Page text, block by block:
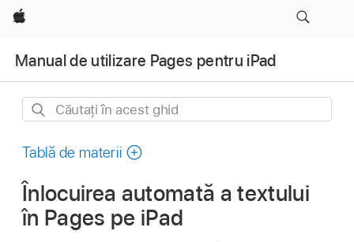
Apple
Manual de utilizare Pages pentru iPad
Căutați
acest
Tablă de materii
Înlocuirea automată a textului
în Pages pe iPad